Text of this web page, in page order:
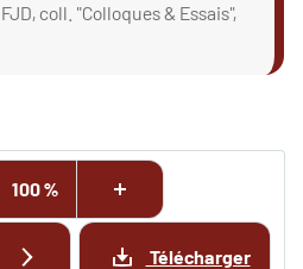
coll. "Colloques & Essais",
100 %
Télécharger